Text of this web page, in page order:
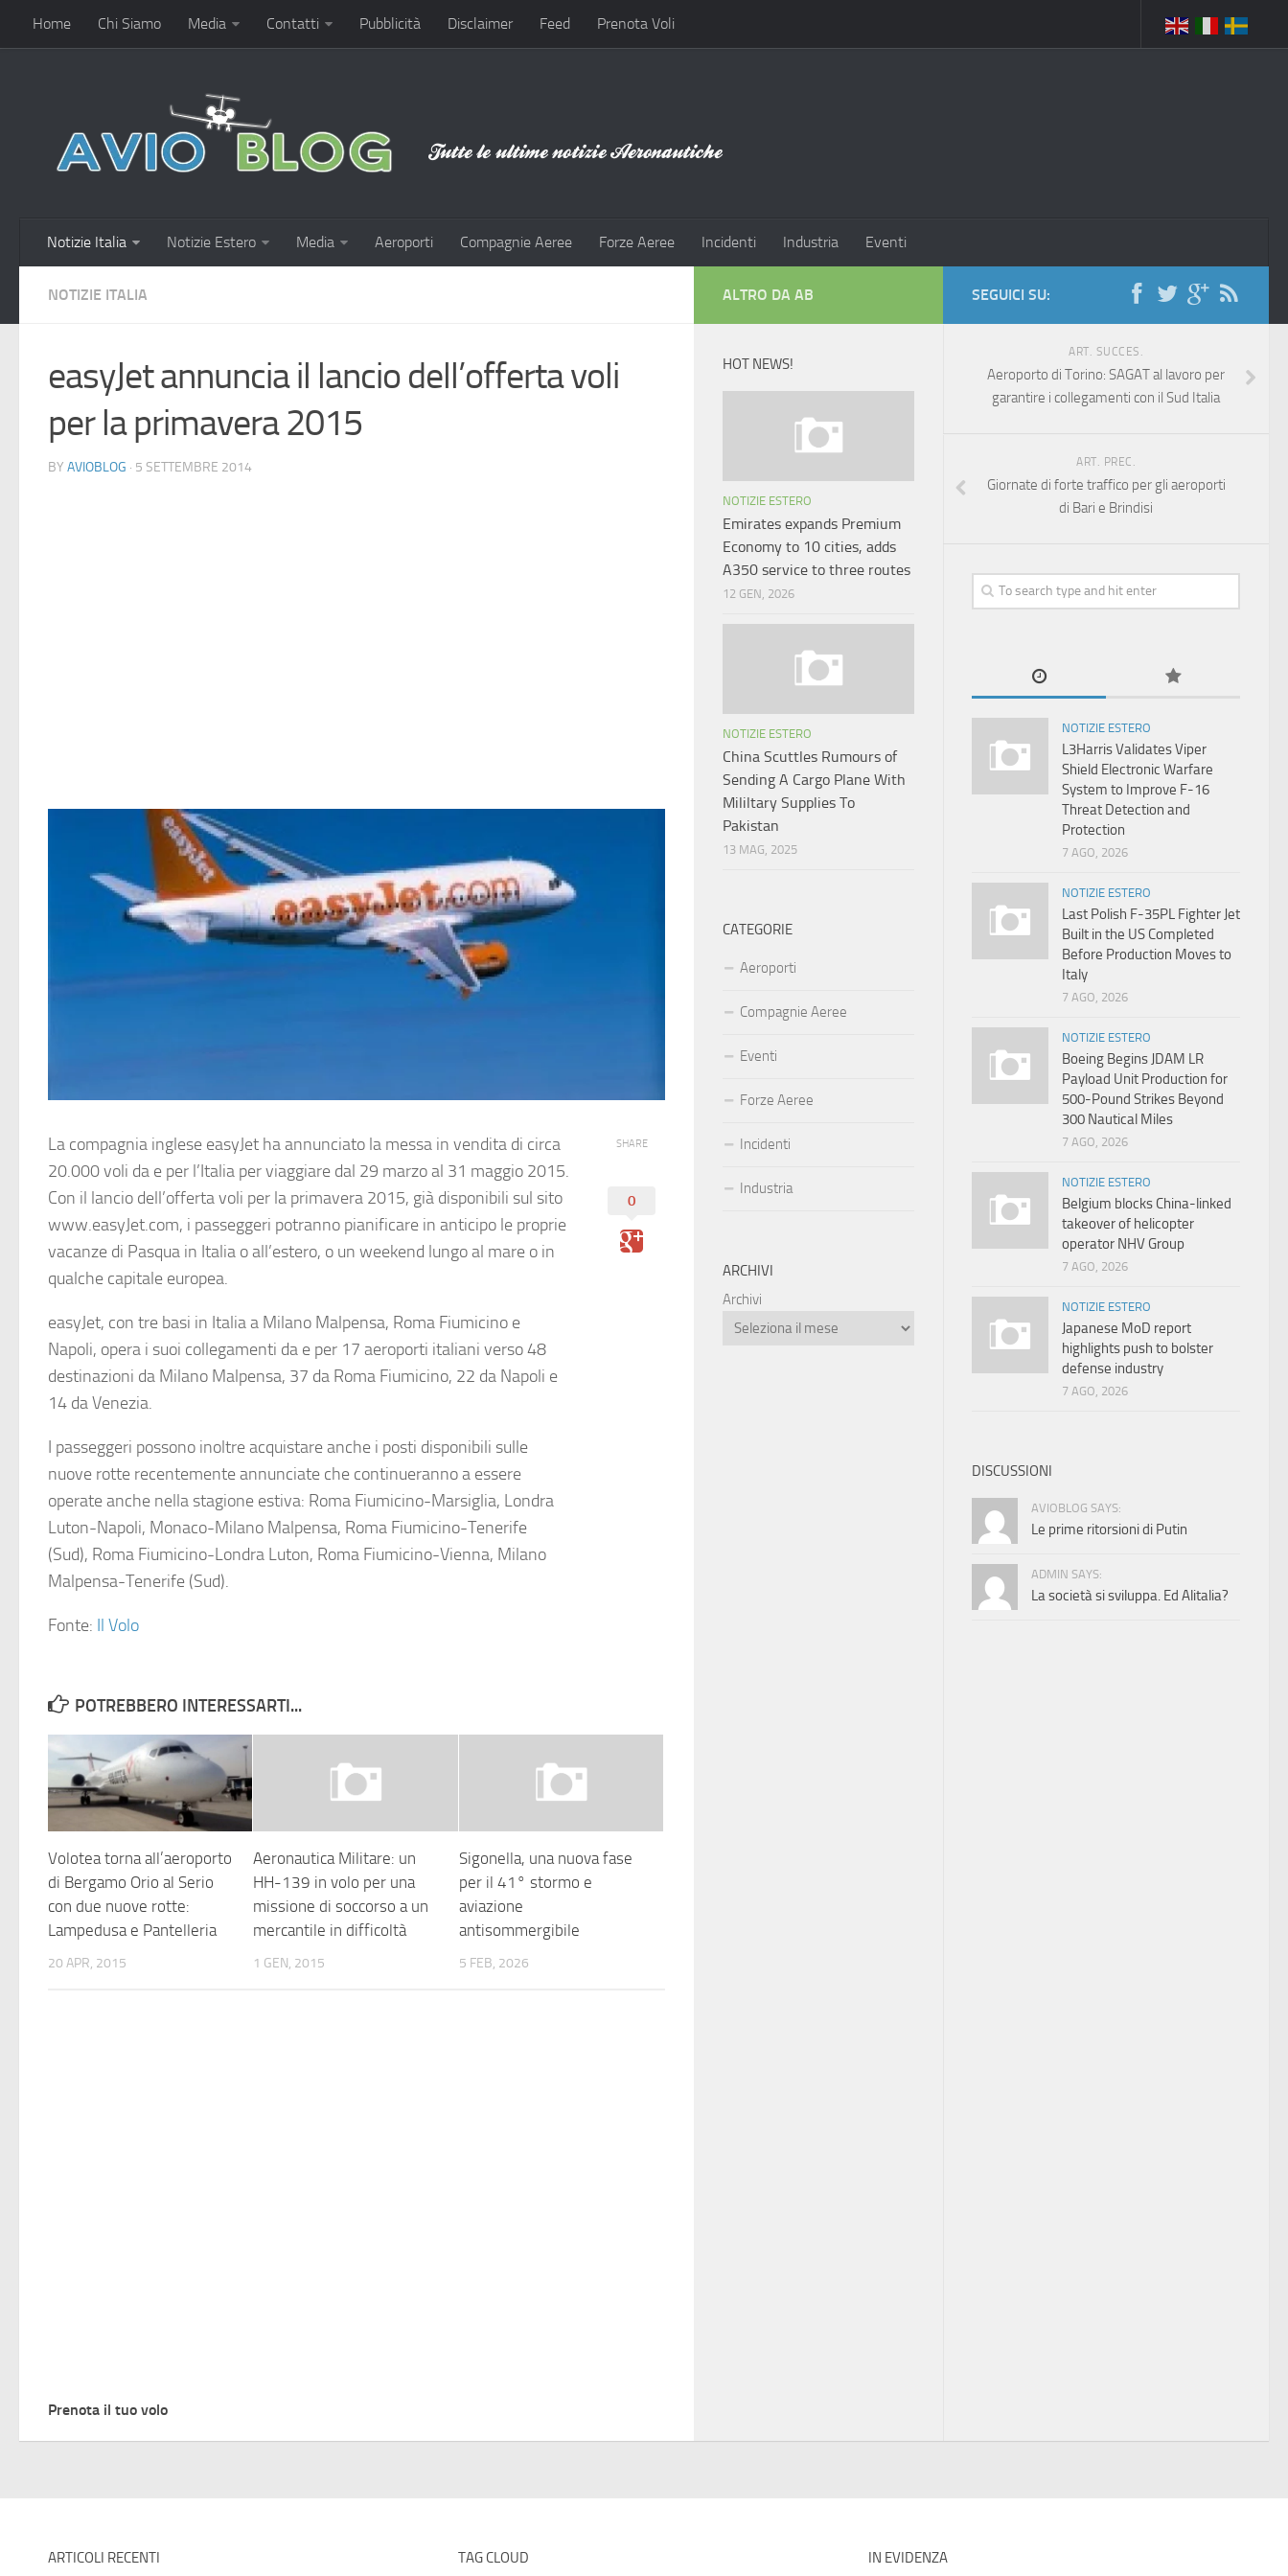
Home Chi Siamo Media Contatti Pubblicità Disclaimer Feed Prenota Voli
Notizie Italia Notizie Estero Media Aeroporti Compagnie Aeree Forze Aeree Incidenti Industria Eventi
NOTIZIE ITALIA
easyJet annuncia il lancio dell’offerta voli
per la primavera 2015
BY AVIOBLOG · 5 SETTEMBRE 2014
La compagnia inglese easyJet ha annunciato la messa in vendita di circa
20.000 voli da e per l’Italia per viaggiare dal 29 marzo al 31 maggio 2015.
Con il lancio dell’offerta voli per la primavera 2015, già disponibili sul sito
www.easyJet.com, i passeggeri potranno pianificare in anticipo le proprie
vacanze di Pasqua in Italia o all’estero, o un weekend lungo al mare o in
qualche capitale europea.
easyJet, con tre basi in Italia a Milano Malpensa, Roma Fiumicino e
Napoli, opera i suoi collegamenti da e per 17 aeroporti italiani verso 48
destinazioni da Milano Malpensa, 37 da Roma Fiumicino, 22 da Napoli e
14 da Venezia.
I passeggeri possono inoltre acquistare anche i posti disponibili sulle
nuove rotte recentemente annunciate che continueranno a essere
operate anche nella stagione estiva: Roma Fiumicino-Marsiglia, Londra
Luton-Napoli, Monaco-Milano Malpensa, Roma Fiumicino-Tenerife
(Sud), Roma Fiumicino-Londra Luton, Roma Fiumicino-Vienna, Milano
Malpensa-Tenerife (Sud).
Fonte: Il Volo
SHARE
0
POTREBBERO INTERESSARTI...
Volotea torna all’aeroporto
di Bergamo Orio al Serio
con due nuove rotte:
Lampedusa e Pantelleria
20 APR, 2015
Aeronautica Militare: un
HH-139 in volo per una
missione di soccorso a un
mercantile in difficoltà
1 GEN, 2015
Sigonella, una nuova fase
per il 41° stormo e
aviazione
antisommergibile
5 FEB, 2026
Prenota il tuo volo
SEGUICI SU:
ART. SUCCES.
Aeroporto di Torino: SAGAT al lavoro per
garantire i collegamenti con il Sud Italia
ART. PREC.
Giornate di forte traffico per gli aeroporti
di Bari e Brindisi
NOTIZIE ESTERO
L3Harris Validates Viper
Shield Electronic Warfare
System to Improve F-16
Threat Detection and
Protection
7 AGO, 2026
NOTIZIE ESTERO
Last Polish F-35PL Fighter Jet
Built in the US Completed
Before Production Moves to
Italy
7 AGO, 2026
NOTIZIE ESTERO
Boeing Begins JDAM LR
Payload Unit Production for
500-Pound Strikes Beyond
300 Nautical Miles
7 AGO, 2026
NOTIZIE ESTERO
Belgium blocks China-linked
takeover of helicopter
operator NHV Group
7 AGO, 2026
NOTIZIE ESTERO
Japanese MoD report
highlights push to bolster
defense industry
7 AGO, 2026
DISCUSSIONI
AVIOBLOG SAYS:
Le prime ritorsioni di Putin
ADMIN SAYS:
La società si sviluppa. Ed Alitalia?
ALTRO DA AB
HOT NEWS!
NOTIZIE ESTERO
Emirates expands Premium
Economy to 10 cities, adds
A350 service to three routes
12 GEN, 2026
NOTIZIE ESTERO
China Scuttles Rumours of
Sending A Cargo Plane With
Mililtary Supplies To
Pakistan
13 MAG, 2025
CATEGORIE
Aeroporti
Compagnie Aeree
Eventi
Forze Aeree
Incidenti
Industria
ARCHIVI
Archivi
ARTICOLI RECENTI TAG CLOUD IN EVIDENZA